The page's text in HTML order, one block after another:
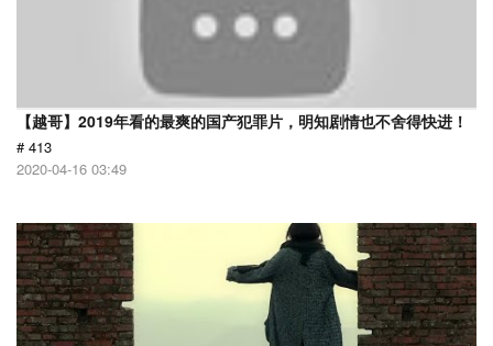
【越哥】2019年看的最爽的国产犯罪片，明知剧情也不舍得快进！
# 413
2020-04-16 03:49